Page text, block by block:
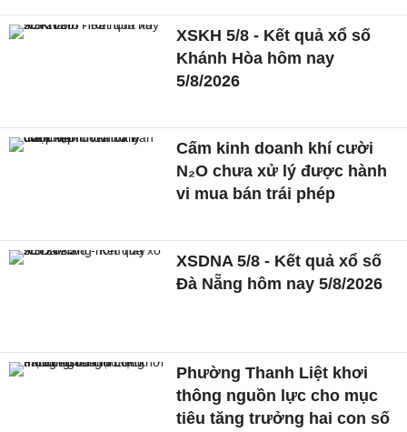
XSKH 5/8 - Kết quả xổ số
Khánh Hòa hôm nay
5/8/2026
Cấm kinh doanh khí cười
N₂O chưa xử lý được hành
vi mua bán trái phép
XSDNA 5/8 - Kết quả xổ số
Đà Nẵng hôm nay 5/8/2026
Phường Thanh Liệt khơi
thông nguồn lực cho mục
tiêu tăng trưởng hai con số